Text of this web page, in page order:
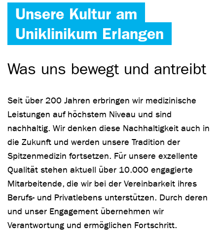
Unsere Kultur am
Uniklinikum Erlangen
Was uns bewegt und antreibt
Seit über 200 Jahren erbringen wir medizinische
Leistungen auf höchstem Niveau und sind
nachhaltig. Wir denken diese Nachhaltigkeit auch in
die Zukunft und werden unsere Tradition der
Spitzenmedizin fortsetzen. Für unsere exzellente
Qualität stehen aktuell über 10.000 engagierte
Mitarbeitende, die wir bei der Vereinbarkeit ihres
Berufs- und Privatlebens unterstützen. Durch deren
und unser Engagement übernehmen wir
Verantwortung und ermöglichen Fortschritt.